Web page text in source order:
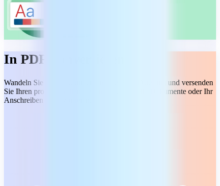
In PDF konvertieren
Wandeln Sie jedes Dokument in eine PDF-Datei um und versenden
Sie Ihren professionellen Lebenslauf, offizielle Dokumente oder Ihr
Anschreiben ganz souverän.